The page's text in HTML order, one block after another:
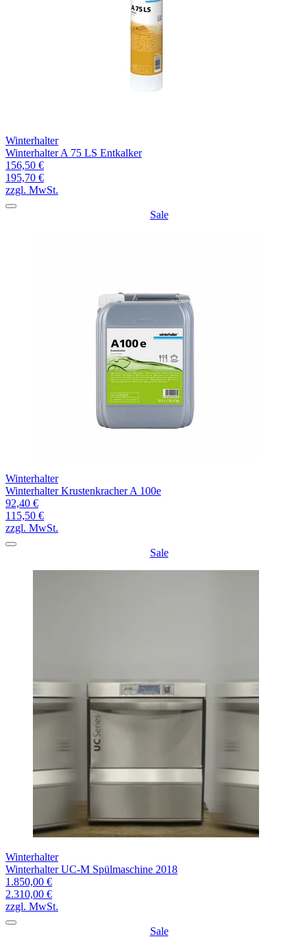
Winterhalter
Winterhalter A 75 LS Entkalker
156,50 €
195,70 €
zzgl. MwSt.
Sale
Winterhalter
Winterhalter Krustenkracher A 100e
92,40 €
115,50 €
zzgl. MwSt.
Sale
Winterhalter
Winterhalter UC-M Spülmaschine 2018
1.850,00 €
2.310,00 €
zzgl. MwSt.
Sale